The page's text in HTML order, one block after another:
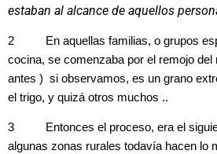
estaban al alcance de aquellos
2 En aquellas familias, o grupos
cocina, se comenzaba por el remojo
antes ) si observamos, es un grano
el trigo, y quizá otros muchos ..
3 Entonces el proceso, era el
algunas zonas rurales todavía hacen lo